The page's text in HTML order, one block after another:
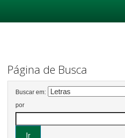
Página de Busca
Buscar em:
por